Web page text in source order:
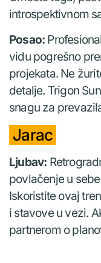
introspektivnom
Posao:
vidu pogrešno
projekata. Ne
detalje. Trigon
snagu za
Jarac
Ljubav:
povlačenje u
Iskoristite ovaj
i stavove u vezi.
partnerom o